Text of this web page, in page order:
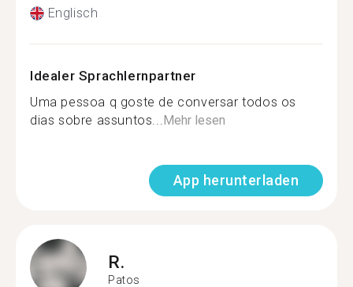
Englisch
Idealer Sprachlernpartner
Uma pessoa q goste de conversar todos os
dias sobre assuntos...Mehr lesen
App herunterladen
R.
Patos